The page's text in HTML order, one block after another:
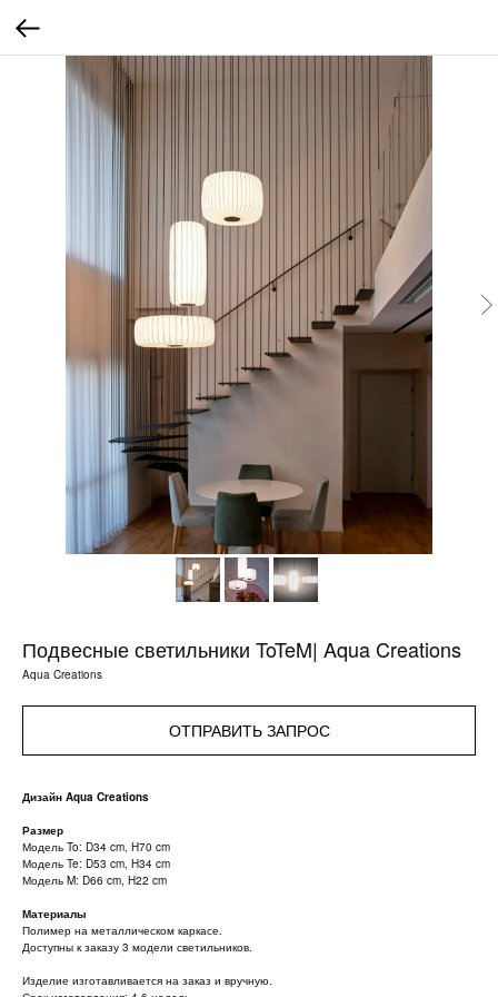
Подвесные светильники ToTeM| Aqua Creations
Aqua Creations
ОТПРАВИТЬ ЗАПРОС
Дизайн Aqua Creations
Размер
Модель To: D34 cm, H70 cm
Модель Te: D53 cm, H34 cm
Модель M: D66 cm, H22 cm
Материалы
Полимер на металлическом каркасе.
Доступны к заказу 3 модели светильников.
Изделие изготавливается на заказ и вручную.